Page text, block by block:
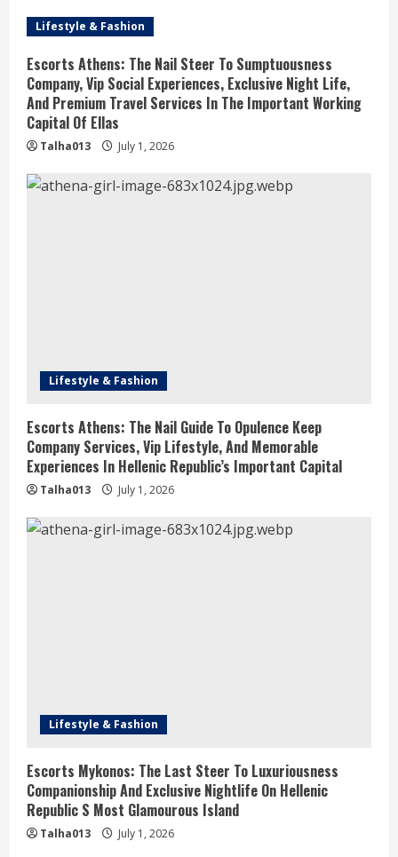
Lifestyle & Fashion
Escorts Athens: The Nail Steer To Sumptuousness
Company, Vip Social Experiences, Exclusive Night Life,
And Premium Travel Services In The Important Working
Capital Of Ellas
Talha013 July 1, 2026
Lifestyle & Fashion
Escorts Athens: The Nail Guide To Opulence Keep
Company Services, Vip Lifestyle, And Memorable
Experiences In Hellenic Republic’s Important Capital
Talha013 July 1, 2026
Lifestyle & Fashion
Escorts Mykonos: The Last Steer To Luxuriousness
Companionship And Exclusive Nightlife On Hellenic
Republic S Most Glamourous Island
Talha013 July 1, 2026